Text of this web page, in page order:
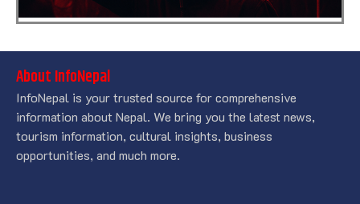
About InfoNepal
InfoNepal is your trusted source for comprehensive
information about Nepal. We bring you the latest news,
tourism information, cultural insights, business
opportunities, and much more.